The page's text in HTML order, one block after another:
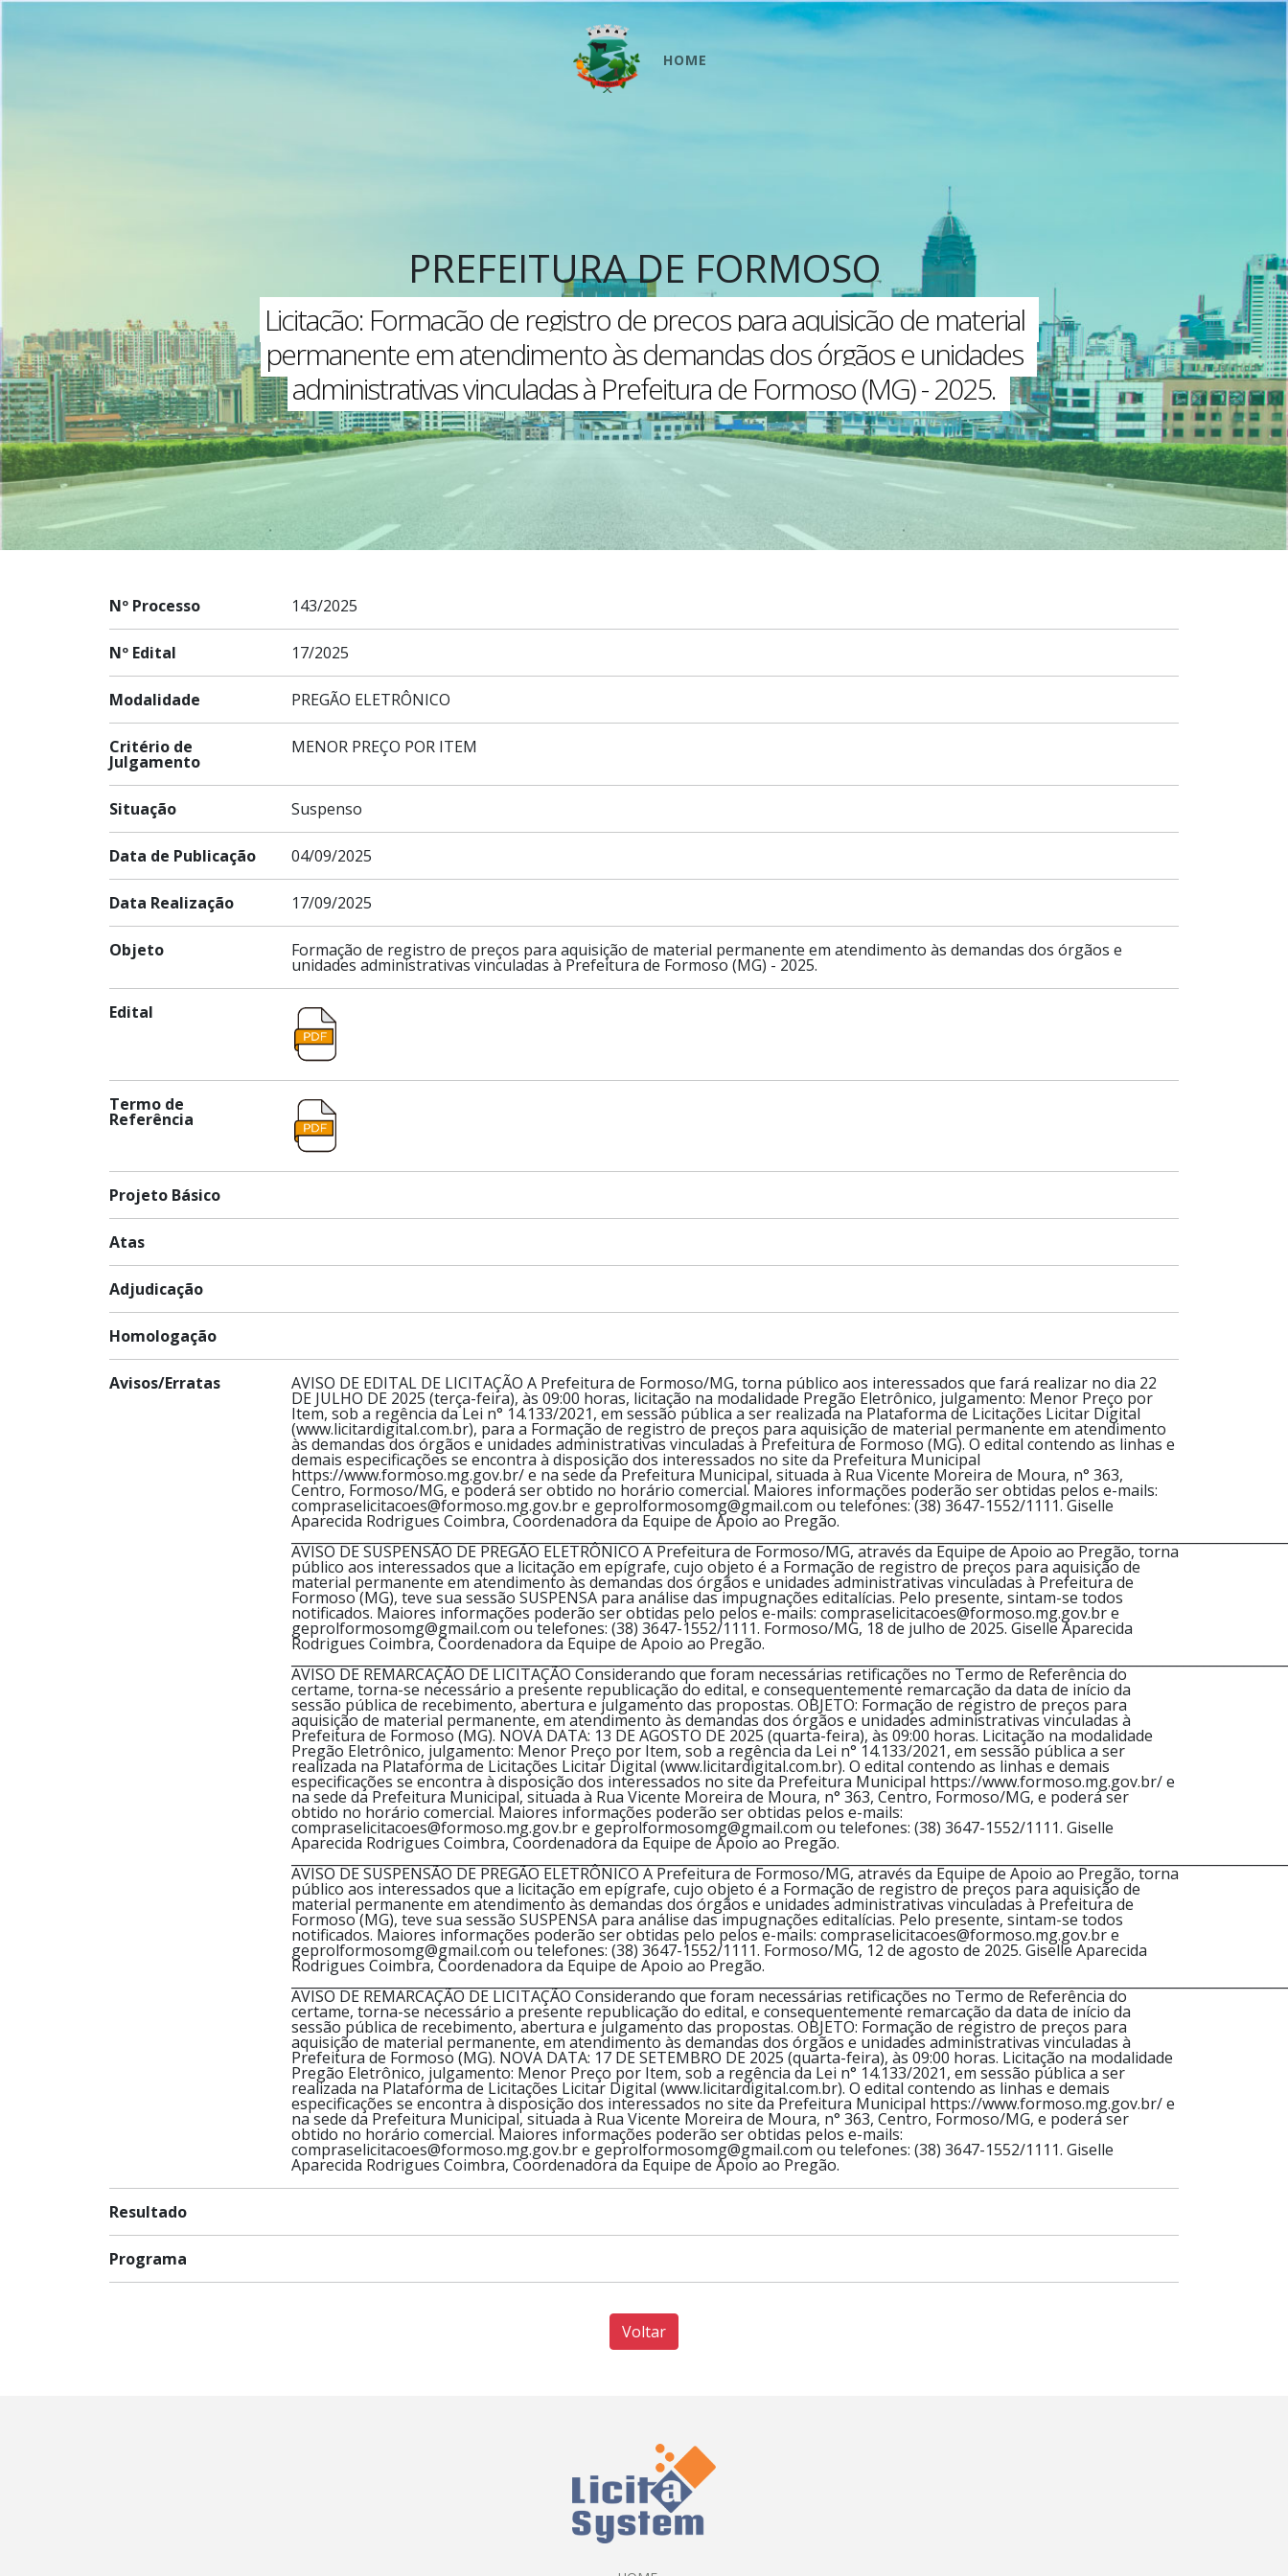
HOME
PREFEITURA DE FORMOSO
Licitação: Formação de registro de preços para aquisição de material
permanente em atendimento às demandas dos órgãos e unidades
administrativas vinculadas à Prefeitura de Formoso (MG) - 2025.
Nº Processo 143/2025
Nº Edital 17/2025
Modalidade PREGÃO ELETRÔNICO
Critério de
Julgamento
MENOR PREÇO POR ITEM
Situação Suspenso
Data de Publicação 04/09/2025
Data Realização 17/09/2025
Objeto Formação de registro de preços para aquisição de material permanente em atendimento às demandas dos órgãos e
unidades administrativas vinculadas à Prefeitura de Formoso (MG) - 2025.
Edital
Termo de
Referência
Projeto Básico
Atas
Adjudicação
Homologação
Avisos/Erratas AVISO DE EDITAL DE LICITAÇÃO A Prefeitura de Formoso/MG, torna público aos interessados que fará realizar no dia 22
DE JULHO DE 2025 (terça-feira), às 09:00 horas, licitação na modalidade Pregão Eletrônico, julgamento: Menor Preço por
Item, sob a regência da Lei n° 14.133/2021, em sessão pública a ser realizada na Plataforma de Licitações Licitar Digital
(www.licitardigital.com.br), para a Formação de registro de preços para aquisição de material permanente em atendimento
às demandas dos órgãos e unidades administrativas vinculadas à Prefeitura de Formoso (MG). O edital contendo as linhas e
demais especificações se encontra à disposição dos interessados no site da Prefeitura Municipal
https://www.formoso.mg.gov.br/ e na sede da Prefeitura Municipal, situada à Rua Vicente Moreira de Moura, n° 363,
Centro, Formoso/MG, e poderá ser obtido no horário comercial. Maiores informações poderão ser obtidas pelos e-mails:
compraselicitacoes@formoso.mg.gov.br e geprolformosomg@gmail.com ou telefones: (38) 3647-1552/1111. Giselle
Aparecida Rodrigues Coimbra, Coordenadora da Equipe de Apoio ao Pregão.
AVISO DE SUSPENSÃO DE PREGÃO ELETRÔNICO A Prefeitura de Formoso/MG, através da Equipe de Apoio ao Pregão, torna
público aos interessados que a licitação em epígrafe, cujo objeto é a Formação de registro de preços para aquisição de
material permanente em atendimento às demandas dos órgãos e unidades administrativas vinculadas à Prefeitura de
Formoso (MG), teve sua sessão SUSPENSA para análise das impugnações editalícias. Pelo presente, sintam-se todos
notificados. Maiores informações poderão ser obtidas pelo pelos e-mails: compraselicitacoes@formoso.mg.gov.br e
geprolformosomg@gmail.com ou telefones: (38) 3647-1552/1111. Formoso/MG, 18 de julho de 2025. Giselle Aparecida
Rodrigues Coimbra, Coordenadora da Equipe de Apoio ao Pregão.
AVISO DE REMARCAÇÃO DE LICITAÇÃO Considerando que foram necessárias retificações no Termo de Referência do
certame, torna-se necessário a presente republicação do edital, e consequentemente remarcação da data de início da
sessão pública de recebimento, abertura e julgamento das propostas. OBJETO: Formação de registro de preços para
aquisição de material permanente, em atendimento às demandas dos órgãos e unidades administrativas vinculadas à
Prefeitura de Formoso (MG). NOVA DATA: 13 DE AGOSTO DE 2025 (quarta-feira), às 09:00 horas. Licitação na modalidade
Pregão Eletrônico, julgamento: Menor Preço por Item, sob a regência da Lei n° 14.133/2021, em sessão pública a ser
realizada na Plataforma de Licitações Licitar Digital (www.licitardigital.com.br). O edital contendo as linhas e demais
especificações se encontra à disposição dos interessados no site da Prefeitura Municipal https://www.formoso.mg.gov.br/ e
na sede da Prefeitura Municipal, situada à Rua Vicente Moreira de Moura, n° 363, Centro, Formoso/MG, e poderá ser
obtido no horário comercial. Maiores informações poderão ser obtidas pelos e-mails:
compraselicitacoes@formoso.mg.gov.br e geprolformosomg@gmail.com ou telefones: (38) 3647-1552/1111. Giselle
Aparecida Rodrigues Coimbra, Coordenadora da Equipe de Apoio ao Pregão.
AVISO DE SUSPENSÃO DE PREGÃO ELETRÔNICO A Prefeitura de Formoso/MG, através da Equipe de Apoio ao Pregão, torna
público aos interessados que a licitação em epígrafe, cujo objeto é a Formação de registro de preços para aquisição de
material permanente em atendimento às demandas dos órgãos e unidades administrativas vinculadas à Prefeitura de
Formoso (MG), teve sua sessão SUSPENSA para análise das impugnações editalícias. Pelo presente, sintam-se todos
notificados. Maiores informações poderão ser obtidas pelo pelos e-mails: compraselicitacoes@formoso.mg.gov.br e
geprolformosomg@gmail.com ou telefones: (38) 3647-1552/1111. Formoso/MG, 12 de agosto de 2025. Giselle Aparecida
Rodrigues Coimbra, Coordenadora da Equipe de Apoio ao Pregão.
AVISO DE REMARCAÇÃO DE LICITAÇÃO Considerando que foram necessárias retificações no Termo de Referência do
certame, torna-se necessário a presente republicação do edital, e consequentemente remarcação da data de início da
sessão pública de recebimento, abertura e julgamento das propostas. OBJETO: Formação de registro de preços para
aquisição de material permanente, em atendimento às demandas dos órgãos e unidades administrativas vinculadas à
Prefeitura de Formoso (MG). NOVA DATA: 17 DE SETEMBRO DE 2025 (quarta-feira), às 09:00 horas. Licitação na modalidade
Pregão Eletrônico, julgamento: Menor Preço por Item, sob a regência da Lei n° 14.133/2021, em sessão pública a ser
realizada na Plataforma de Licitações Licitar Digital (www.licitardigital.com.br). O edital contendo as linhas e demais
especificações se encontra à disposição dos interessados no site da Prefeitura Municipal https://www.formoso.mg.gov.br/ e
na sede da Prefeitura Municipal, situada à Rua Vicente Moreira de Moura, n° 363, Centro, Formoso/MG, e poderá ser
obtido no horário comercial. Maiores informações poderão ser obtidas pelos e-mails:
compraselicitacoes@formoso.mg.gov.br e geprolformosomg@gmail.com ou telefones: (38) 3647-1552/1111. Giselle
Aparecida Rodrigues Coimbra, Coordenadora da Equipe de Apoio ao Pregão.
Resultado
Programa
Voltar